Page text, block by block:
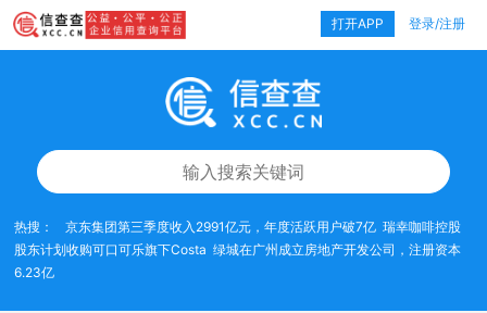
打开APP 登录/注册
热搜： 京东集团第三季度收入2991亿元，年度活跃用户破7亿 瑞幸咖啡控股
股东计划收购可口可乐旗下Costa 绿城在广州成立房地产开发公司，注册资本
6.23亿